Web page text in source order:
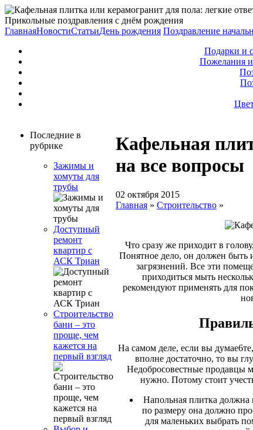
Прикольные поздравления с днём рождения
ГлавнаяНовостиСтатьиДень рождения Поздравление
Подарки и
Пожелания и
Последние в
рубрике
Зажимы и
хомуты для
трубы
Доступный
ремонт
квартир с
АСК Триан
Строительство
бани – это
проще, чем
кажется на
первый взгляд
Кафельная
на все вопросы
02 октября 2015
Главная » Строительство »
Что сразу же приходит в
Понятное дело, он должен быть
загрязнений. Все эти
приходиться мыть
рекомендуют применять для
На самом деле, если вы
вполне достаточно, то вы
Недобросовестные продавцы
нужно. Потому стоит
Напольная плитка должна
по размеру она должно
для маленьких выбрать